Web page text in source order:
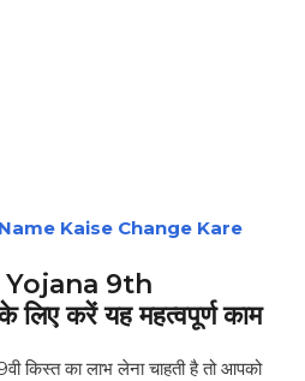
Kaise Change Kare
9th
करें यह महत्वपूर्ण काम
किस्त का लाभ लेना चाहती है तो आपको